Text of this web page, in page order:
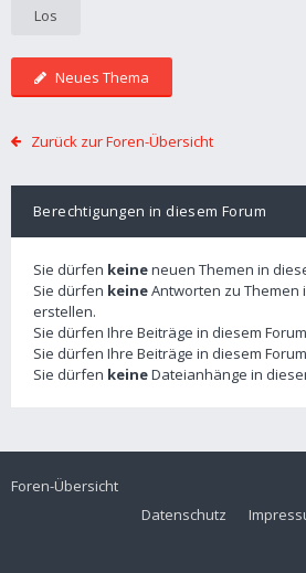
Neues Thema
Zurück zur Foren-Übersicht
Berechtigungen in diesem Forum
Sie dürfen keineneuen Themen in
Sie dürfen keineAntworten zu Themen
erstellen.
Sie dürfen Ihre Beiträge in diesem Forum
Sie dürfen Ihre Beiträge in diesem Forum
Sie dürfen keineDateianhänge in
Foren-Übersicht
Datenschutz